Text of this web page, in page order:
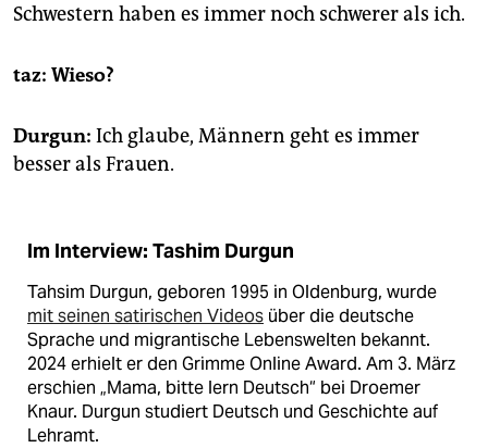
Schwestern haben es immer noch schwerer als ich.
taz: Wieso?
Durgun: Ich glaube, Männern geht es immer
besser als Frauen.
Im Interview: Tashim Durgun
Tahsim Durgun, geboren 1995 in Oldenburg, wurde
mit seinen satirischen Videos über die deutsche
Sprache und migrantische Lebenswelten bekannt.
2024 erhielt er den Grimme Online Award. Am 3. März
erschien „Mama, bitte lern Deutsch“ bei Droemer
Knaur. Durgun studiert Deutsch und Geschichte auf
Lehramt.